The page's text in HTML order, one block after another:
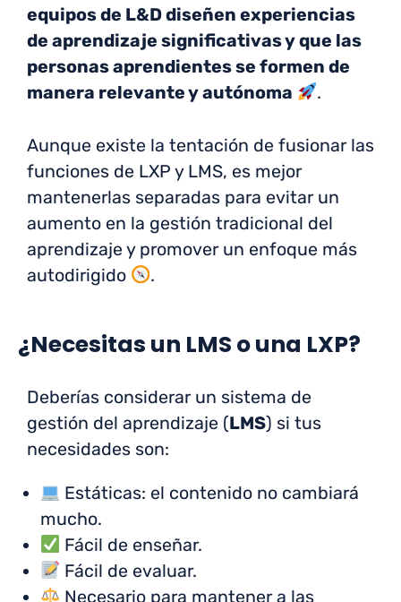
equipos de L&D diseñen experiencias
de aprendizaje significativas y que las
personas aprendientes se formen de
manera relevante y autónoma
.
Aunque existe la tentación de fusionar las
funciones de LXP y LMS, es mejor
mantenerlas separadas para evitar un
aumento en la gestión tradicional del
aprendizaje y promover un enfoque más
autodirigido
.
¿Necesitas un LMS o una LXP?
Deberías considerar un sistema de
gestión del aprendizaje (LMS) si tus
necesidades son:
Estáticas: el contenido no cambiará
mucho.
Fácil de enseñar.
Fácil de evaluar.
Necesario para mantener a las